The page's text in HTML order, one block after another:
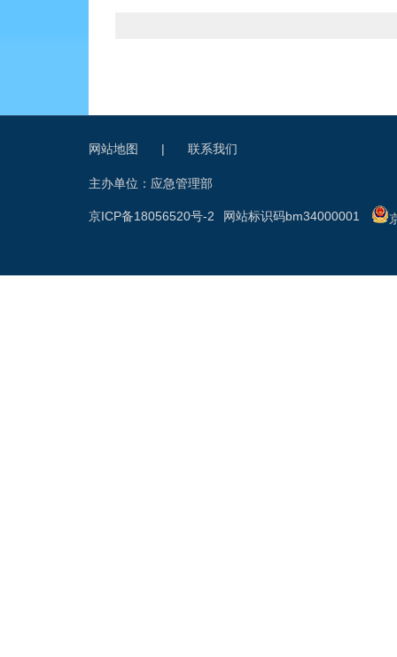
网站地图 | 联系我们
主办单位：应急管理部
网站标识码bm34000001
京ICP备18056520号-2